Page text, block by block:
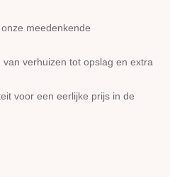
meedenkende
verhuizen tot opslag en extra
voor een eerlijke prijs in de